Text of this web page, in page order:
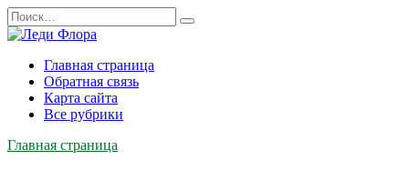
Перейти
к
содержанию
Search
for:
Главная страница
Обратная связь
Карта сайта
Все рубрики
Главная страница